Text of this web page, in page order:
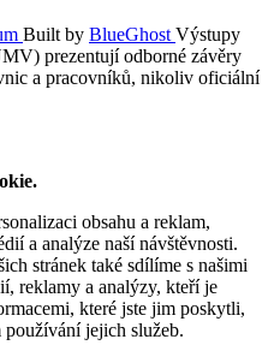
Built by BlueGhost Výstupy
prezentují odborné závěry
a pracovníků, nikoliv oficiální
obsahu a reklam,
a analýze naší návštěvnosti.
stránek také sdílíme s našimi
reklamy a analýzy, kteří je
které jste jim poskytli,
používání jejich služeb.